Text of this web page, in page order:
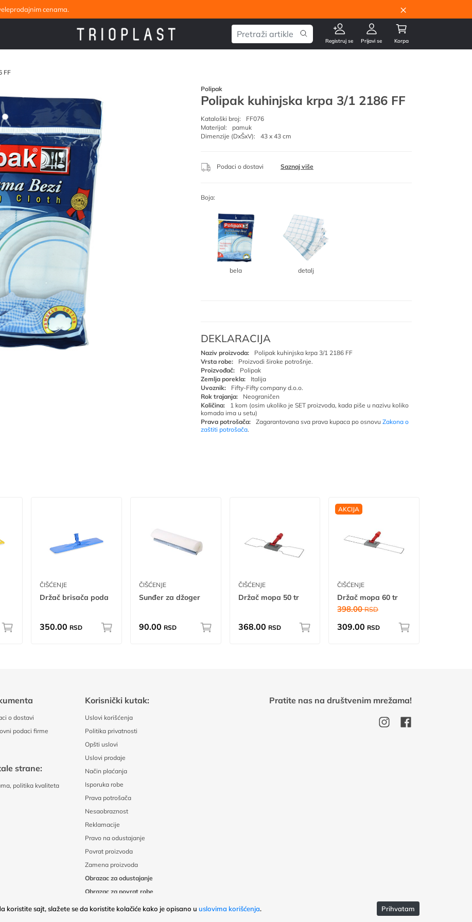
cenama. ×
Registruj se Prijavi se Korpa
FF
Polipak
Polipak kuhinjska krpa 3/1 2186 FF
Kataloški broj:
FF076
Materijal:
pamuk
Dimenzije (DxŠxV):
43 x 43 cm
Podaci o dostavi Saznaj više
Boja:
bela detalj
DEKLARACIJA
Naziv proizvoda:
Polipak kuhinjska krpa 3/1 2186 FF
Vrsta robe:
Proizvodi široke potrošnje.
Proizvođač:
Polipak
Zemlja porekla:
Italija
Uvoznik:
Fifty-Fifty company d.o.o.
Rok trajanja:
Neograničen
Količina:
1 kom (osim ukoliko je SET proizvoda, kada piše u nazivu koliko
komada ima u setu)
Prava potrošača:
Zagarantovana sva prava kupaca po osnovu Zakona o
zaštiti potrošača.
ČIŠĆENJE
Držač brisača poda
350.00 RSD
ČIŠĆENJE
Sunđer za džoger
90.00 RSD
ČIŠĆENJE
Držač mopa 50 tr
368.00 RSD
AKCIJA
ČIŠĆENJE
Držač mopa 60 tr
398.00RSD
309.00 RSD
o dostavi
podaci firme
strane:
politika kvaliteta
Korisnički kutak:
Uslovi korišćenja
Politika privatnosti
Opšti uslovi
Uslovi prodaje
Način plaćanja
Isporuka robe
Prava potrošača
Nesaobraznost
Reklamacije
Pravo na odustajanje
Povrat proizvoda
Zamena proizvoda
Obrazac za odustajanje
Obrazac za povrat robe
Pratite nas na društvenim mrežama!
koristite sajt, slažete se da koristite kolačiće kako je opisano u uslovima korišćenja. Prihvatam